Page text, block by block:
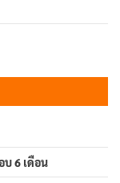
บ 6 เดือน